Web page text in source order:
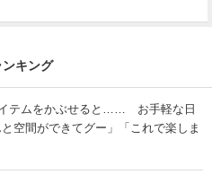
ンキング
テムをかぶせると…… お手軽な日
空間ができてグー」「これで楽しま